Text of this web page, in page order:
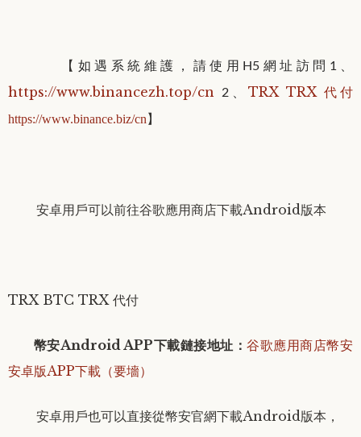
【 如遇系統維護，請使用H5網址訪問 1、
https://www.binancezh.top/cn 2、 TRX TRX 代付
https://www.binance.biz/cn】
安卓用戶可以前往谷歌應用商店下載Android版本
TRX BTC TRX 代付
幣安Android APP下載鏈接地址 ：谷歌應用商店幣安
安卓版APP下載（要墻）
安卓用戶也可以直接從幣安官網下載Android版本，